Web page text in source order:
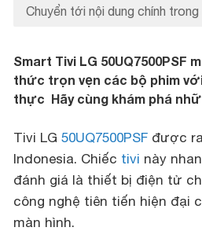
Chuyển tới nội dung chính trong
Smart Tivi LG
thức trọn vẹn các bộ phim
thực Hãy cùng khám phá
Tivi LG 50UQ7500PSF được
Indonesia. Chiếc tivi này
đánh giá là thiết bị điện tử
công nghệ tiên tiến hiện đại
màn hình.